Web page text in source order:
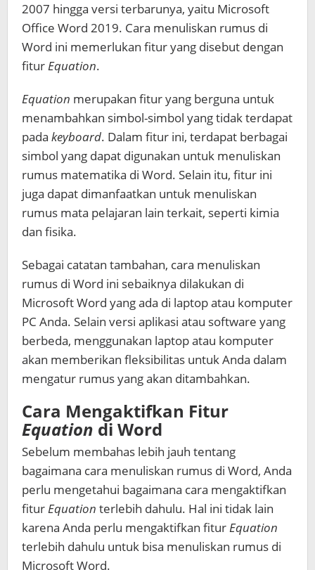
2007 hingga versi terbarunya, yaitu Microsoft
Office Word 2019. Cara menuliskan rumus di
Word ini memerlukan fitur yang disebut dengan
fiturEquation.
Equation merupakan fitur yang berguna untuk
menambahkan simbol-simbol yang tidak terdapat
pada keyboard. Dalam fitur ini, terdapat berbagai
simbol yang dapat digunakan untuk menuliskan
rumus matematika di Word. Selain itu, fitur ini
juga dapat dimanfaatkan untuk menuliskan
rumus mata pelajaran lain terkait, seperti kimia
dan fisika.
Sebagai catatan tambahan, cara menuliskan
rumus di Word ini sebaiknya dilakukan di
Microsoft Word yang ada di laptop atau komputer
PC Anda. Selain versi aplikasi atau software yang
berbeda, menggunakan laptop atau komputer
akan memberikan fleksibilitas untuk Anda dalam
mengatur rumus yang akan ditambahkan.
Cara Mengaktifkan Fitur
Equation di Word
Sebelum membahas lebih jauh tentang
bagaimana cara menuliskan rumus di Word, Anda
perlu mengetahui bagaimana cara mengaktifkan
fiturEquation terlebih dahulu. Hal ini tidak lain
karena Anda perlu mengaktifkan fiturEquation
terlebih dahulu untuk bisa menuliskan rumus di
Microsoft Word.